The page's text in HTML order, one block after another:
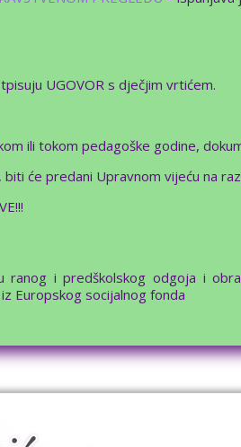
UGOVOR s dječjim vrtićem.
ili tokom pedagoške godine,
će predani Upravnom vijeću na
i predškolskog odgoja i
Europskog socijalnog fonda